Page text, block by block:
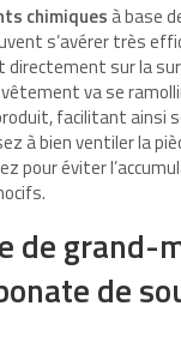
chimiques à base
s’avérer très
directement sur la
va se
facilitant ainsi
à bien ventiler la
pour éviter
de grand-
de